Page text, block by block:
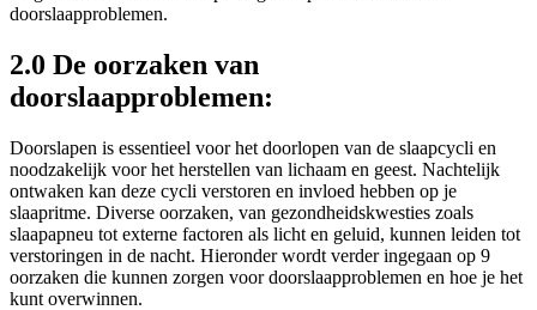
doorslaapproblemen.
2.0 De oorzaken van
doorslaapproblemen:
Doorslapen is essentieel voor het doorlopen van de slaapcycli en
noodzakelijk voor het herstellen van lichaam en geest. Nachtelijk
ontwaken kan deze cycli verstoren en invloed hebben op je
slaapritme. Diverse oorzaken, van gezondheidskwesties zoals
slaapapneu tot externe factoren als licht en geluid, kunnen leiden tot
verstoringen in de nacht. Hieronder wordt verder ingegaan op 9
oorzaken die kunnen zorgen voor doorslaapproblemen en hoe je het
kunt overwinnen.